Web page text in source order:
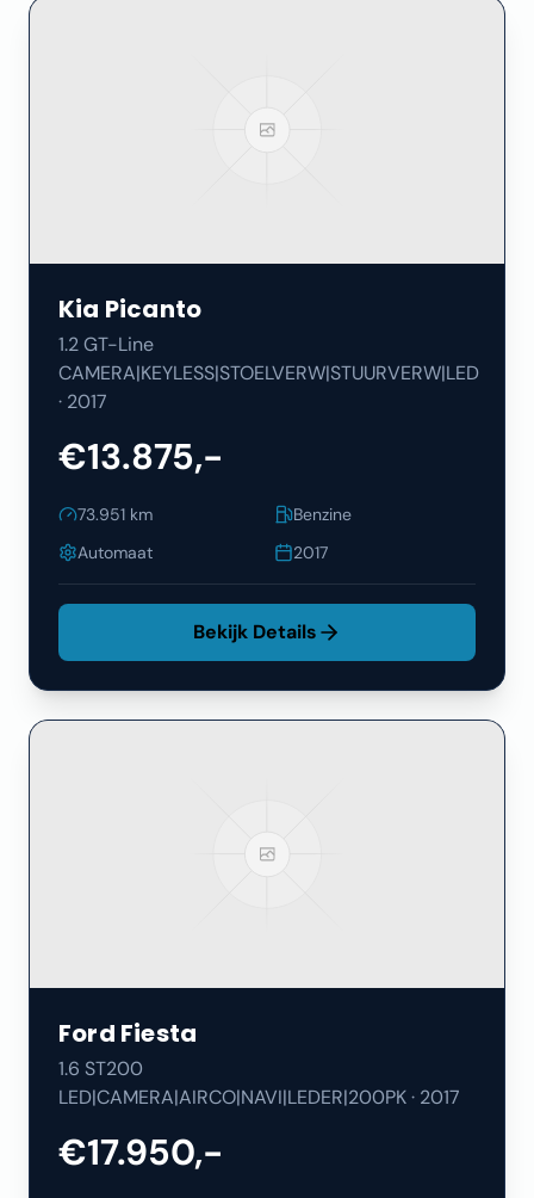
Kia Picanto
1.2 GT-Line
CAMERA|KEYLESS|STOELVERW|STUURVERW|LED
· 2017
€13.875,-
73.951 km
Benzine
Automaat
2017
Bekijk Details
Ford Fiesta
1.6 ST200
LED|CAMERA|AIRCO|NAVI|LEDER|200PK· 2017
€17.950,-